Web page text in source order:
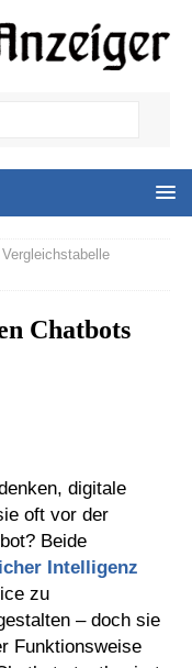
Vergleichstabelle
Chatbots
digitale
oft vor der
Beide
Intelligenz
zu
– doch sie
Funktionsweise